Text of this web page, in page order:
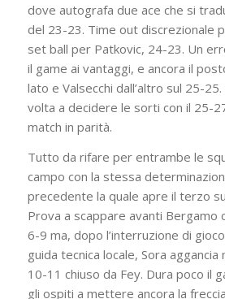
dove autografa due ace che si
del 23-23. Time out discrezionale
set ball per Patkovic, 24-23. Un
il game ai vantaggi, e ancora il
lato e Valsecchi dall’altro sul 25-
volta a decidere le sorti con il 25-
match in parità.
Tutto da rifare per entrambe le
campo con la stessa
precedente la quale apre il terzo
Prova a scappare avanti Bergamo
6-9 ma, dopo l’interruzione di
guida tecnica locale, Sora aggancia
10-11 chiuso da Fey. Dura poco il
gli ospiti a mettere ancora la